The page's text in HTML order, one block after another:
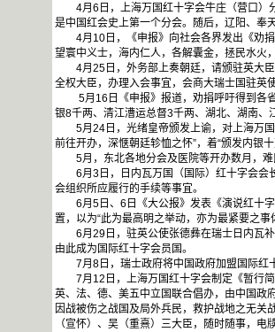
4月6日，上海万国红十字会牛庄（营口）
是中国红会史上第一个分会。随后，辽阳、奉
4月10日，《申报》向社会各界发出《劝捐
望寰中义士，海内仁人，各解囊金，拯民水火
4月25日，外务部上奏朝廷，请颁驻英大臣
全权大臣，办理入会事宜，会商大瑞士国驻英
5月16日《申报》报道，劝捐呼吁得到各省
银8千两、清江漕运总督3千两、湖北、湖南、
5月24日，光绪皇帝颁发上谕，对上海万国
前往开办，深惬朝廷轸恤之怀”，着“颁发内银十
5月，东北各地分会及医院等开办数月，难
6月3日，日内瓦万国（国际）红十字会会长
会组织所应履行的手续等事宜。
6月5日、6日《大公报》发表《演说红十字
置，以为“此为最高明之举动，亦为最紧要之事
6月29日，驻英公使张德彝在瑞士日内瓦补
由此成为国际红十字会员国。
7月8日，瑞士政府将中国政府加盟国际红十
7月12日，上海万国红十字会制定《暂行简
英、法、德、美五中立国联合倡办，由中国政
因战被伤之战国及局外兵民，救护战地之无关
（宣怀）、吴（重熹）三大臣，随时随事，